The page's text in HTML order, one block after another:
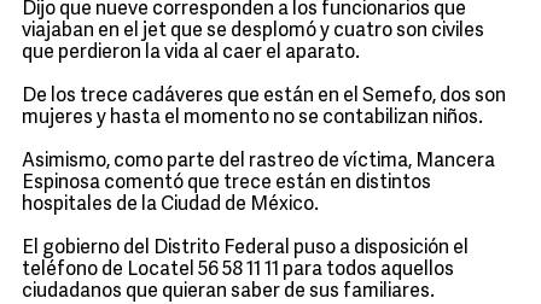
Dijo que nueve corresponden a los funcionarios que
viajaban en el jet que se desplomó y cuatro son civiles
que perdieron la vida al caer el aparato.
De los trece cadáveres que están en el Semefo, dos son
mujeres y hasta el momento no se contabilizan niños.
Asimismo, como parte del rastreo de víctima, Mancera
Espinosa comentó que trece están en distintos
hospitales de la Ciudad de México.
El gobierno del Distrito Federal puso a disposición el
teléfono de Locatel 56 58 11 11 para todos aquellos
ciudadanos que quieran saber de sus familiares.